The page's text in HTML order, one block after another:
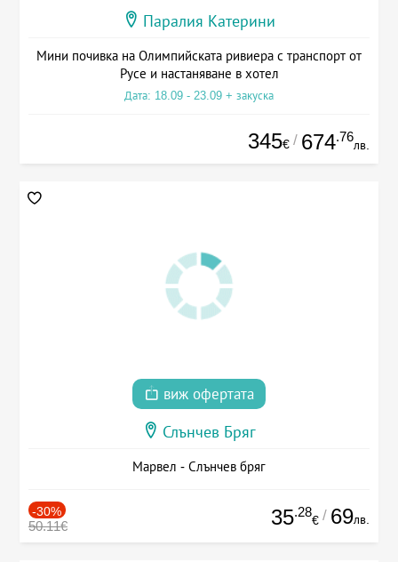
Паралия Катерини
Мини почивка на Олимпийската ривиера с транспорт от
Русе и настаняване в хотел
Дата: 18.09 - 23.09 + закуска
345€ / 674.76
лв.
виж офертата
Слънчев Бряг
Марвел - Слънчев бряг
-30%
50.11€ 35.28
€ / 69лв.